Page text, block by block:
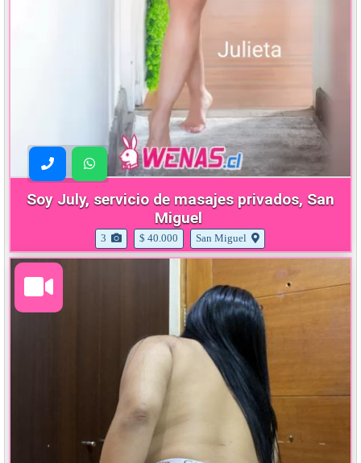
Soy July, servicio de masajes privados, San
Miguel
3 $ 40.000 San Miguel